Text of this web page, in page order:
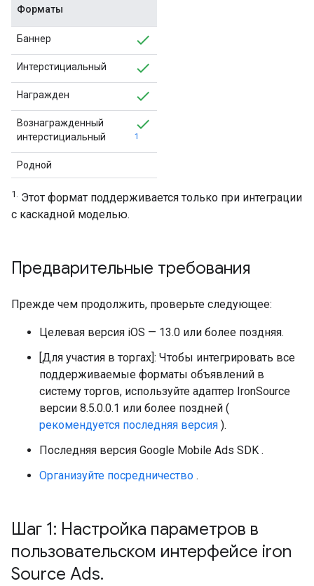
Форматы
Баннер
Интерстициальный
Награжден
Вознагражденный
интерстициальный
1
Родной
1. Этот формат поддерживается только при интеграции
с каскадной моделью.
Предварительные требования
Прежде чем продолжить, проверьте следующее:
Целевая версия iOS — 13.0 или более поздняя.
[Для участия в торгах]: Чтобы интегрировать все
поддерживаемые форматы объявлений в
систему торгов, используйте адаптер IronSource
версии 8.5.0.0.1 или более поздней (
рекомендуется последняя версия ).
Последняя версия Google Mobile Ads SDK .
Организуйте посредничество .
Шаг 1: Настройка параметров в
пользовательском интерфейсе iron
Source Ads.